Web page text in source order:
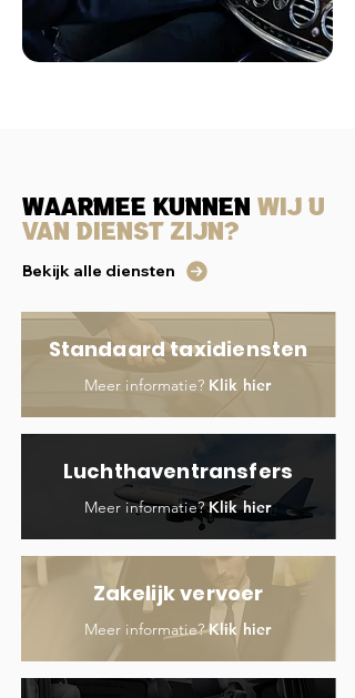
Waarmee kunnen wij u
van dienst zijn?
Bekijk alle diensten
Standaard taxidiensten
Meer informatie? Klik hier
Luchthaventransfers
Meer informatie?Klik hier
Zakelijk vervoer
Meer informatie?Klik hier